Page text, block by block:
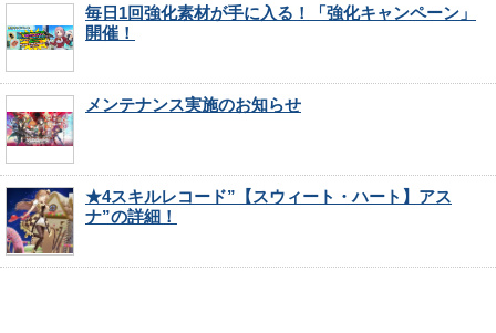
毎日1回強化素材が手に入る！「強化キャンペーン」
開催！
メンテナンス実施のお知らせ
★4スキルレコード”【スウィート・ハート】アス
ナ”の詳細！